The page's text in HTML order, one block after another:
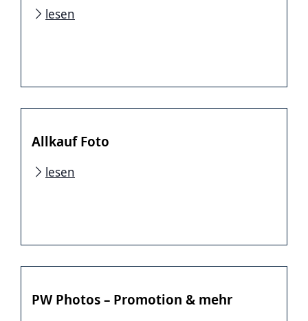
lesen
Allkauf Foto
lesen
PW Photos – Promotion & mehr